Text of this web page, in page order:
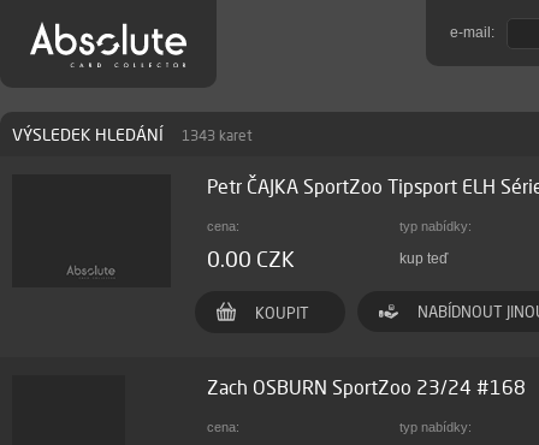
e-mail:
VÝSLEDEK HLEDÁNÍ 1343 karet
Petr ČAJKA SportZoo Tipsport ELH
cena: typ nabídky:
0.00 CZK kup teď
KOUPIT NABÍDNOUT
Zach OSBURN SportZoo 23/24 #168
cena: typ nabídky: